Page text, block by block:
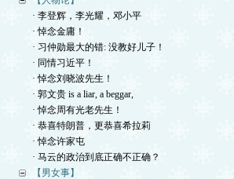
· 李登辉，李光耀，邓小平
· 悼念金庸！
· 习仲勋最大的错: 没教好儿子！
· 同情习近平！
· 悼念刘晓波先生！
· 郭文贵 is a liar, a beggar,
· 悼念周有光老先生！
· 恭喜特朗普，更恭喜希拉莉
· 悼念许家屯
· 马云的政治到底正确不正确？
【男女事】